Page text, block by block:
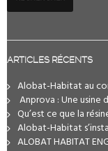
ARTICLES RÉCENTS
Alobat-Habitat au
Anprova : Une
Qu’est ce que la
Alobat-Habitat
ALOBAT HABITAT